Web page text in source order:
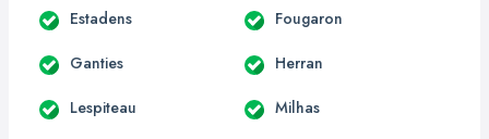
Estadens Fougaron
Ganties Herran
Lespiteau Milhas